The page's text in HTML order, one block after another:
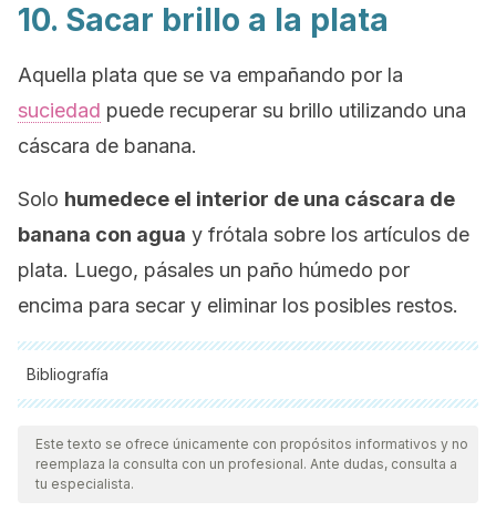
10. Sacar brillo a la plata
Aquella plata que se va empañando por la
suciedad puede recuperar su brillo utilizando una
cáscara de banana.
Solo humedece el interior de una cáscara de
banana con agua y frótala sobre los artículos de
plata. Luego, pásales un paño húmedo por
encima para secar y eliminar los posibles restos.
Bibliografía
Todas las fuentes citadas fueron revisadas a profundidad por
nuestro equipo, para asegurar su calidad, confiabilidad,
vigencia y validez.La bibliografía de este artículo fue
Este texto se ofrece únicamente con propósitos informativos y no
reemplaza la consulta con un profesional. Ante dudas, consulta a
tu especialista.